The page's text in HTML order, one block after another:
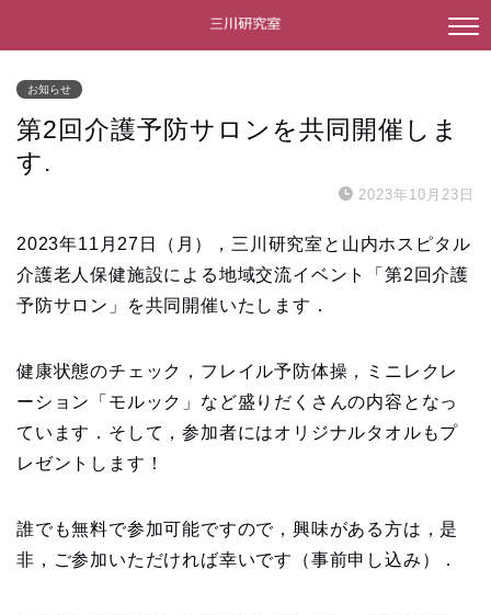
お知らせ
第2回介護予防サロンを共同開催しま
す.
2023年10月23日
2023年11月27日（月），三川研究室と山内ホスピタル
介護老人保健施設による地域交流イベント「第2回介護
予防サロン」を共同開催いたします．
健康状態のチェック，フレイル予防体操，ミニレクレ
ーション「モルック」など盛りだくさんの内容となっ
ています．そして，参加者にはオリジナルタオルもプ
レゼントします！
誰でも無料で参加可能ですので，興味がある方は，是
非，ご参加いただければ幸いです（事前申し込み）．